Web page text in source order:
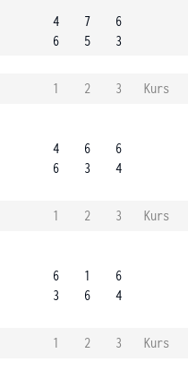
4
6
7
5
6
3
1 2 3
Kurs
4
6
6
3
6
4
1 2 3
Kurs
6
3
1
6
6
4
1 2 3
Kurs